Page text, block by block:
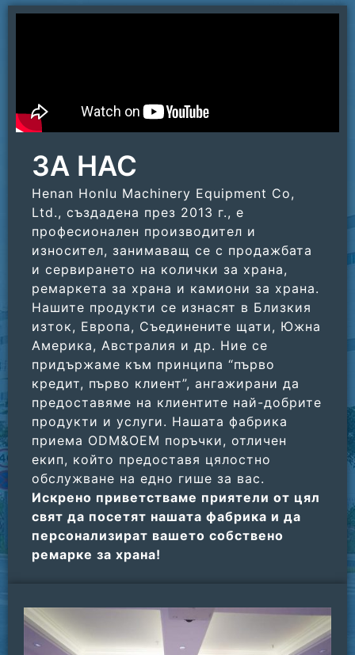
ЗА НАС
Henan Honlu Machinery Equipment Co,
Ltd., създадена през 2013 г., е
професионален производител и
износител, занимаващ се с продажбата
и сервирането на колички за храна,
ремаркета за храна и камиони за храна.
Нашите продукти се изнасят в Близкия
изток, Европа, Съединените щати, Южна
Америка, Австралия и др. Ние се
придържаме към принципа “първо
кредит, първо клиент”, ангажирани да
предоставяме на клиентите най-добрите
продукти и услуги. Нашата фабрика
приема ODM&OEM поръчки, отличен
екип, който предоставя цялостно
обслужване на едно гише за вас.
Искрено приветстваме приятели от цял
​​свят да посетят нашата фабрика и да
персонализират вашето собствено
ремарке за храна!